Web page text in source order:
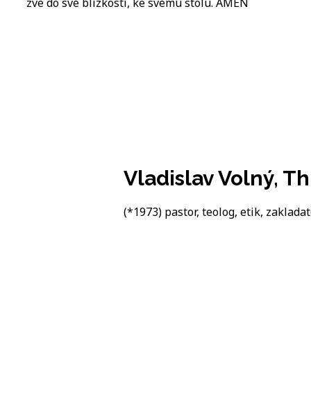
zve do své blízkosti, ke svému stolu. AMEN
Vladislav Volný,
(*1973) pastor, teolog, etik,